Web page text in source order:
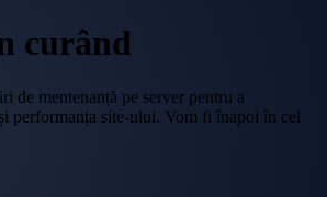
curând
de mentenanță pe server pentru a
performanța site-ului. Vom fi înapoi în cel